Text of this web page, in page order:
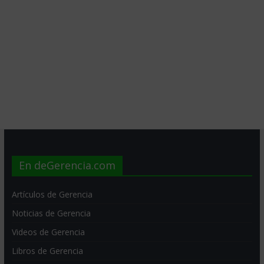
En deGerencia.com
Artículos de Gerencia
Noticias de Gerencia
Videos de Gerencia
Libros de Gerencia